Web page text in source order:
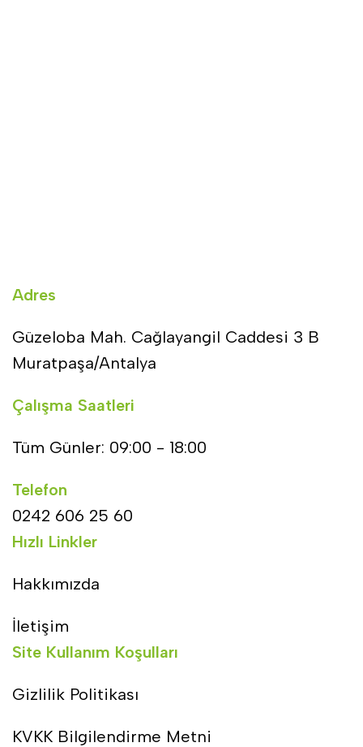
Adres
Güzeloba Mah. Cağlayangil Caddesi 3 B
Muratpaşa/Antalya
Çalışma Saatleri
Tüm Günler: 09:00 - 18:00
Telefon
0242 606 25 60
Hızlı Linkler
Hakkımızda
İletişim
Site Kullanım Koşulları
Gizlilik Politikası
KVKK Bilgilendirme Metni